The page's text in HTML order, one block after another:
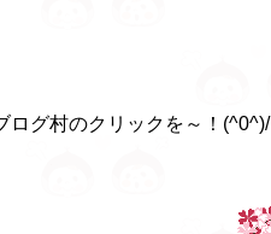
グ村のクリックを～！(^0^)/